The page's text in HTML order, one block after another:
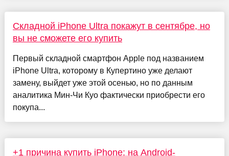
Складной iPhone Ultra покажут в сентябре, но
вы не сможете его купить
Первый складной смартфон Apple под названием
iPhone Ultra, которому в Купертино уже делают
замену, выйдет уже этой осенью, но по данным
аналитика Мин-Чи Куо фактически приобрести его
покупа...
+1 причина купить iPhone: на Android-